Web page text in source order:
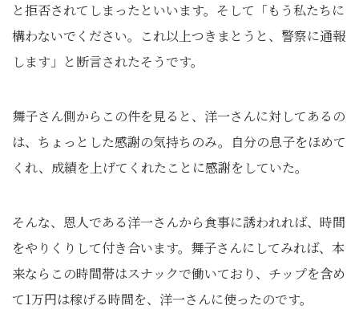
と拒否されてしまったといいます。そして「もう私たちに
構わないでください。これ以上つきまとうと、警察に通報
します」と断言されたそうです。
舞子さん側からこの件を見ると、洋一さんに対してあるの
は、ちょっとした感謝の気持ちのみ。自分の息子をほめて
くれ、成績を上げてくれたことに感謝をしていた。
そんな、恩人である洋一さんから食事に誘われれば、時間
をやりくりして付き合います。舞子さんにしてみれば、本
来ならこの時間帯はスナックで働いており、チップを含め
て1万円は稼げる時間を、洋一さんに使ったのです。